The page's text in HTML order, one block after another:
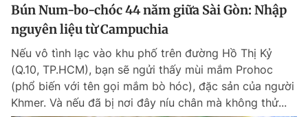
Bún Num-bo-chóc 44 năm giữa Sài Gòn: Nhập
nguyên liệu từ Campuchia
Nếu vô tình lạc vào khu phố trên đường Hồ Thị Kỷ
(Q.10, TP.HCM), bạn sẽ ngửi thấy mùi mắm Prohoc
(phổ biến với tên gọi mắm bò hóc), đặc sản của người
Khmer. Và nếu đã bị nơi đây níu chân mà không thử...